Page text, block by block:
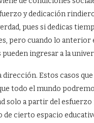
y dedicación
pues si dedicas
pero cuando lo
ingresar a la
Estos casos
todo el mundo
solo a partir del
de cierto espacio